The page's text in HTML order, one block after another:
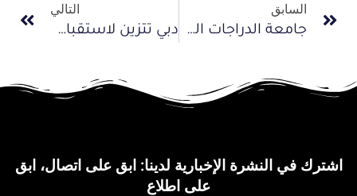
السابق
جامعة الدراجات المغربية تنشئ أكاديمية محمد السادس
التالي
دبي تتزين لاستقبال طواف الدراجات الهوائية الدولي
اشترك في النشرة الإخبارية لدينا: ابق على اتصال، ابق
على اطلاع